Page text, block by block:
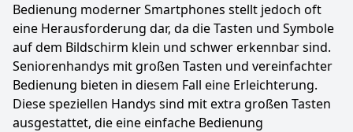
Bedienung moderner Smartphones stellt jedoch oft
eine Herausforderung dar, da die Tasten und Symbole
auf dem Bildschirm klein und schwer erkennbar sind.
Seniorenhandys mit großen Tasten und vereinfachter
Bedienung bieten in diesem Fall eine Erleichterung.
Diese speziellen Handys sind mit extra großen Tasten
ausgestattet, die eine einfache Bedienung